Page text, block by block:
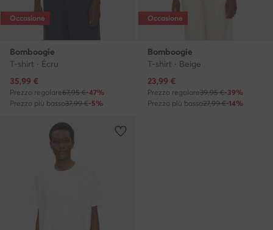
Occasione
Bomboogie
T-shirt · Écru
Prezzo attuale
35,99 €
Prezzo regolare67,95 €-47%
Prezzo più basso37,99 €-5%
Occasione
Bomboogie
T-shirt · Beige
Prezzo attuale
23,99 €
Prezzo regolare39,95 €-39%
Prezzo più basso27,99 €-14%